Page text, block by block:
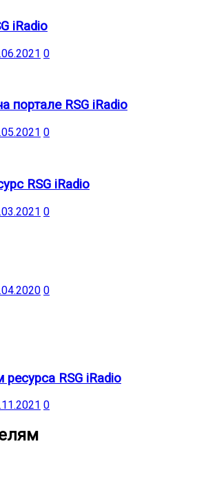
iRadio
0
портале RSG iRadio
0
RSG iRadio
0
0
ресурса RSG iRadio
0